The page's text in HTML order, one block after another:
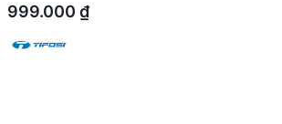
999.000 ₫